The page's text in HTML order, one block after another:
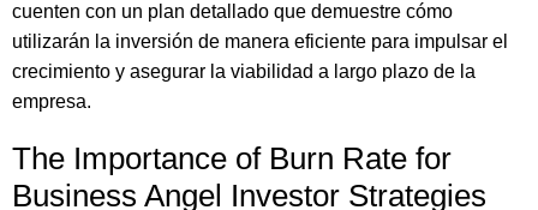
cuenten con un plan detallado que demuestre cómo
utilizarán la inversión de manera eficiente para impulsar el
crecimiento y asegurar la viabilidad a largo plazo de la
empresa.
The Importance of Burn Rate for
Business Angel Investor Strategies